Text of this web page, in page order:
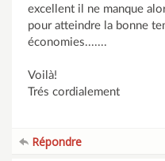
excellent il ne manque
pour atteindre la bonne
économies.......
Voilà!
Trés cordialement
Répondre